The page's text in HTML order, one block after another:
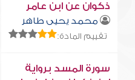
ذكوان عن ابن عامر
محمد يحيى طاهر
تقييم المادة:
سورة المسد برواية